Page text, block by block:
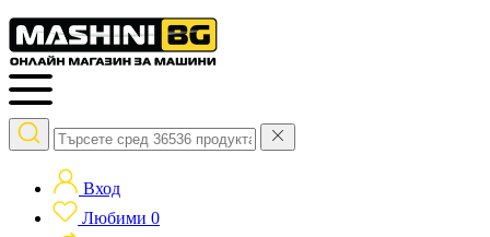
Вход
Любими 0